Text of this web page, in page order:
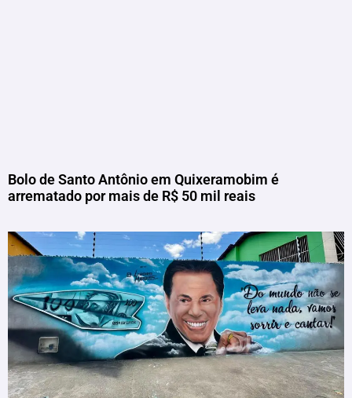
Bolo de Santo Antônio em Quixeramobim é
arrematado por mais de R$ 50 mil reais